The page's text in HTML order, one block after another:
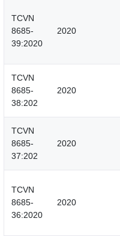
TCVN
8685-
39:2020
2020
TCVN
8685-
38:202
2020
TCVN
8685-
37:202
2020
TCVN
8685-
36:2020
2020